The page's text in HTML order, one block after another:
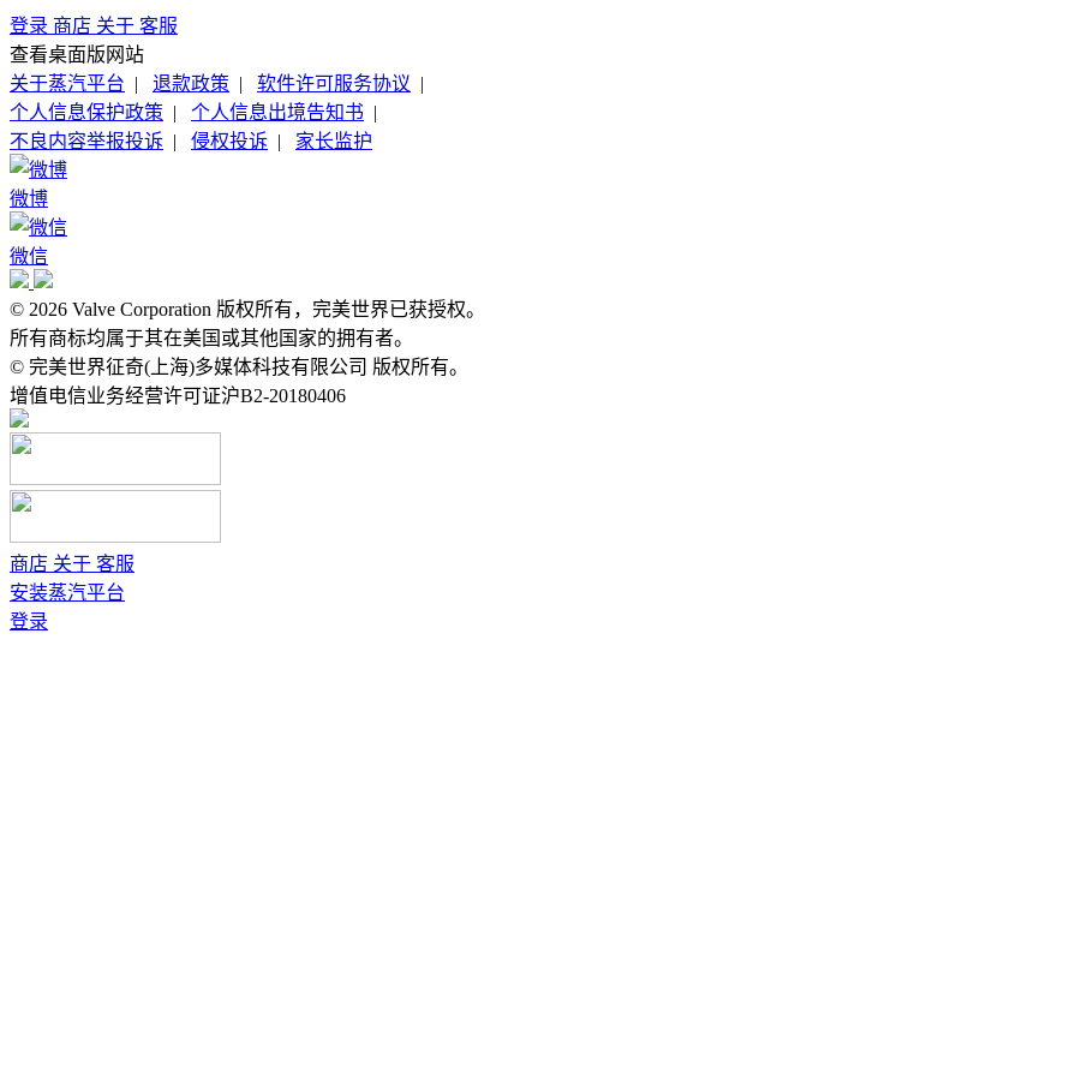
登录 商店 关于 客服
查看桌面版网站
关于蒸汽平台 | 退款政策 | 软件许可服务协议 |
个人信息保护政策 | 个人信息出境告知书 |
不良内容举报投诉 | 侵权投诉 | 家长监护
微博
微信
© 2026 Valve Corporation 版权所有，完美世界已获授权。
所有商标均属于其在美国或其他国家的拥有者。
© 完美世界征奇(上海)多媒体科技有限公司 版权所有。
增值电信业务经营许可证沪B2-20180406
商店 关于 客服
安装蒸汽平台
登录